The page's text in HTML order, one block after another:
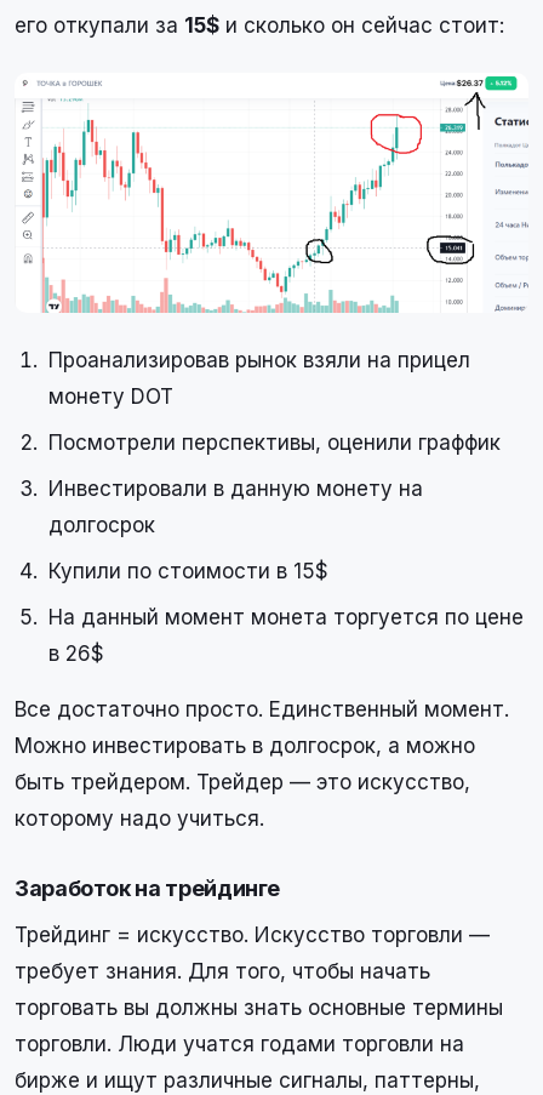
его откупали за 15$ и сколько он сейчас стоит:
Проанализировав рынок взяли на прицел
монету DOT
Посмотрели перспективы, оценили граффик
Инвестировали в данную монету на
долгосрок
Купили по стоимости в 15$
На данный момент монета торгуется по цене
в 26$
Все достаточно просто. Единственный момент.
Можно инвестировать в долгосрок, а можно
быть трейдером. Трейдер — это искусство,
которому надо учиться.
Заработок на трейдинге
Трейдинг = искусство. Искусство торговли —
требует знания. Для того, чтобы начать
торговать вы должны знать основные термины
торговли. Люди учатся годами торговли на
бирже и ищут различные сигналы, паттерны,